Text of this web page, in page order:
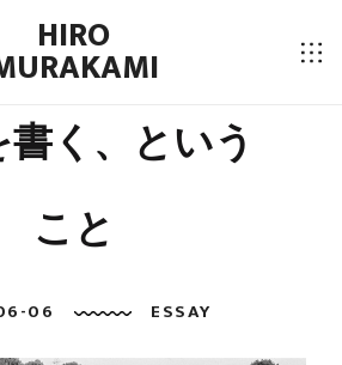
HIRO
く、という
こと
06 ESSAY